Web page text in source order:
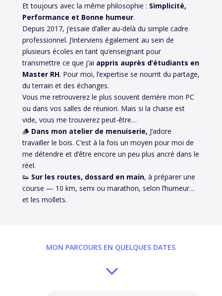
Et toujours avec la même philosophie : Simplicité,
Performance et Bonne humeur.
Depuis 2017, j’essaie d’aller au-delà du simple cadre
professionnel. J’interviens également au sein de
plusieurs écoles en tant qu’enseignant pour
transmettre ce que j’ai appris auprès d’étudiants en
Master RH. Pour moi, l’expertise se nourrit du partage,
du terrain et des échanges.
Vous me retrouverez le plus souvent derrière mon PC
ou dans vos salles de réunion. Mais si la chaise est
vide, vous me trouverez peut-être…
🪵 Dans mon atelier de menuiserie, J’adore
travailler le bois. C’est à la fois un moyen pour moi de
me détendre et d’être encore un peu plus ancré dans le
réel.
👟 Sur les routes, dossard en main, à préparer une
course — 10 km, semi ou marathon, selon l’humeur…
et les mollets.
MON PARCOURS EN QUELQUES DATES
3